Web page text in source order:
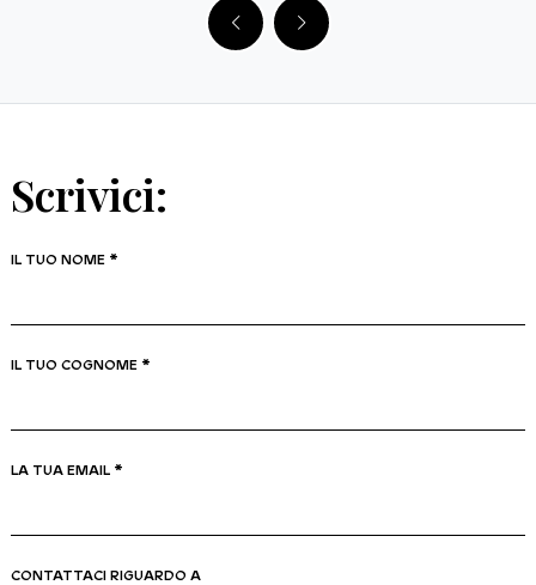
Scrivici:
IL TUO NOME *
IL TUO COGNOME *
LA TUA EMAIL *
CONTATTACI RIGUARDO A